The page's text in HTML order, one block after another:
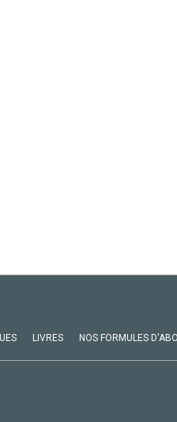
LIVRES NOS FORMULES